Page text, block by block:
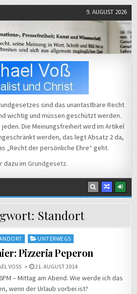
9. AUGUST 2026
sind das unantastbare Recht
wichtig und müssen geschützt werden.
Die Meinungsfreiheit wird im Artikel
werden, das legt Absatz 2 da,
„Recht der persönliche Ehre“ geht.
dazu im Grundgesetz.
Standort
UNTERWEGS
Pizzeria Peperon
VOSS 21. AUGUST 2014
– Mittag am Abend. Wie werde ich das
wenn der Urlaub vorbei ist?